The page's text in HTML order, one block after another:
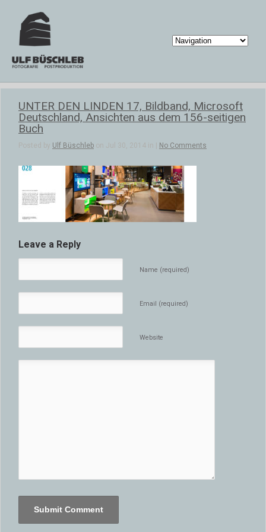
UNTER DEN LINDEN 17, Bildband, Microsoft
Deutschland, Ansichten aus dem 156-seitigen
Buch
Posted by Ulf Büschleb on Jul 30, 2014 in | No Comments
Leave a Reply
Name (required)
Email (required)
Website